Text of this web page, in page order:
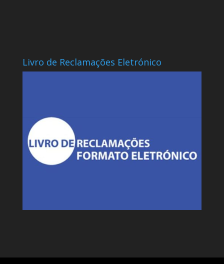
Livro de Reclamações Eletrónico